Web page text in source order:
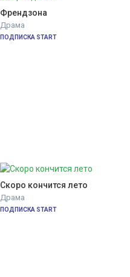
Френдзона
Драма
ПОДПИСКА START
Скоро кончится лето
Драма
ПОДПИСКА START